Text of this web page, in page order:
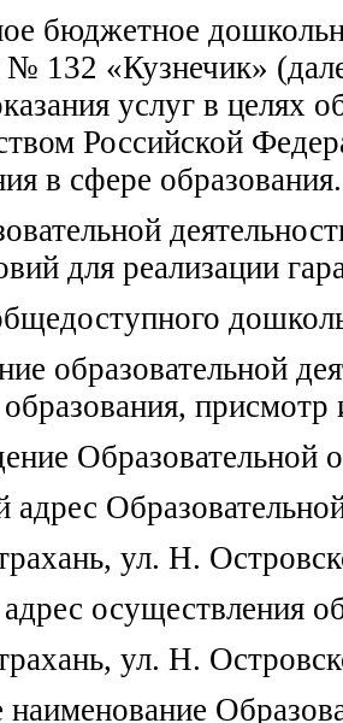
бюджетное
132 «Кузнечик»
услуг в целях
Российской
в сфере образования.
для реализации
образовательной
присмотр
Образовательной
ул. Н.
осуществления
ул. Н.